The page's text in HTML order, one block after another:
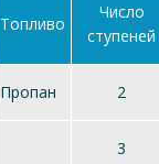
Топливо
Число
ступеней
Пропан 2
3